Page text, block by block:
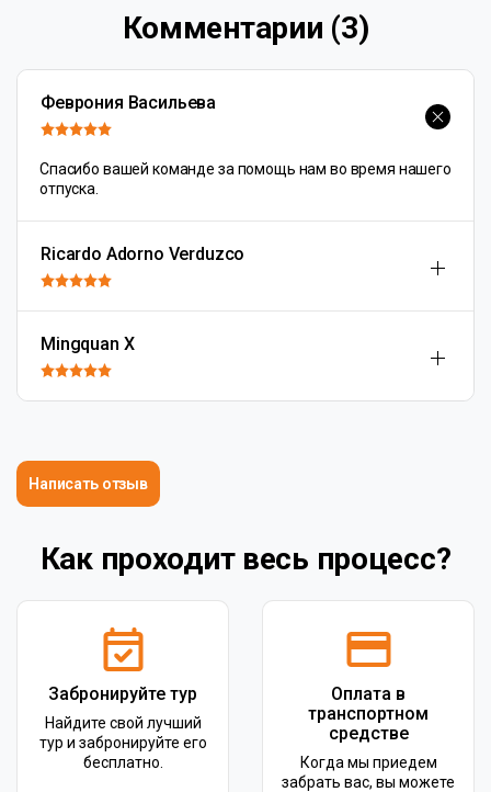
Комментарии (3)
Феврония Васильева
Спасибо вашей команде за помощь нам во время нашего
отпуска.
Ricardo Adorno Verduzco
Mingquan X
Написать отзыв
Как проходит весь процесс?
Забронируйте тур
Найдите свой лучший
тур и забронируйте его
бесплатно.
Оплата в
транспортном
средстве
Когда мы приедем
забрать вас, вы можете